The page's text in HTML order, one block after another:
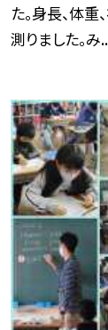
た。身長、体
測りました。み